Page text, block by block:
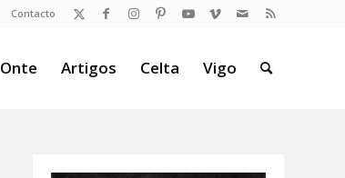
Contacto
Onte Artigos Celta Vigo